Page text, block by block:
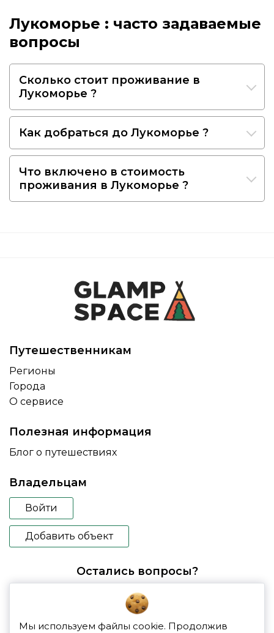
Лукоморье : часто задаваемые
вопросы
Сколько стоит проживание в
Лукоморье ?
Как добраться до Лукоморье ?
Что включено в стоимость
проживания в Лукоморье ?
Путешественникам
Регионы
Города
О сервисе
Полезная информация
Блог о путешествиях
Владельцам
Войти
Добавить объект
Остались вопросы?
booking@glampspace.ru
Мы используем файлы cookie. Продолжив